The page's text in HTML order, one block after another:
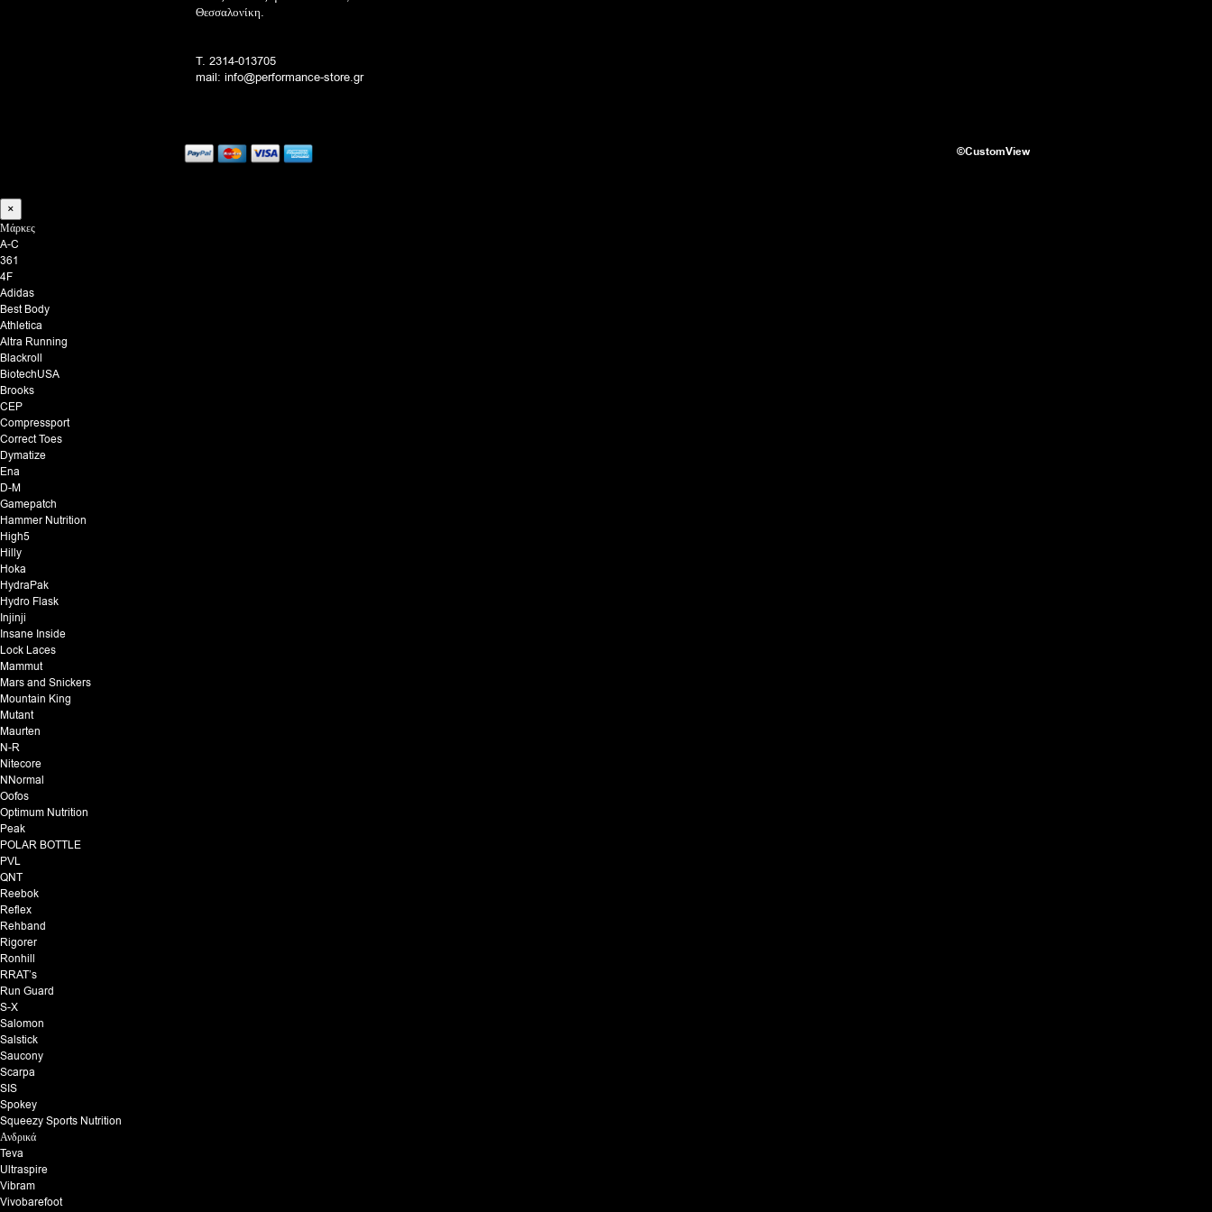
Θεσσαλονίκη.
T. 2314-013705
mail: info@performance-store.gr
©CustomView
×
Μάρκες
A-C
361
4F
Adidas
Best Body
Athletica
Altra Running
Blackroll
BiotechUSA
Brooks
CEP
Compressport
Correct Toes
Dymatize
Ena
D-M
Gamepatch
Hammer Nutrition
High5
Hilly
Hoka
HydraPak
Hydro Flask
Injinji
Insane Inside
Lock Laces
Mammut
Mars and Snickers
Mountain King
Mutant
Maurten
N-R
Nitecore
NNormal
Oofos
Optimum Nutrition
Peak
POLAR BOTTLE
PVL
QNT
Reebok
Reflex
Rehband
Rigorer
Ronhill
RRAT’s
Run Guard
S-X
Salomon
Salstick
Saucony
Scarpa
SIS
Spokey
Squeezy Sports Nutrition
Ανδρικά
Teva
Ultraspire
Vibram
Vivobarefoot